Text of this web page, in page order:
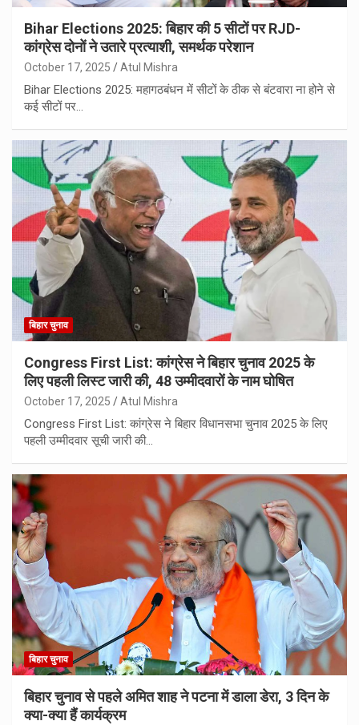
Bihar Elections 2025: बिहार की 5 सीटों पर RJD-
कांग्रेस दोनों ने उतारे प्रत्याशी, समर्थक परेशान
October 17, 2025 Atul Mishra
Bihar Elections 2025: महागठबंधन में सीटों के ठीक से बंटवारा ना होने से
कई सीटों पर…
बिहार चुनाव
Congress First List: कांग्रेस ने बिहार चुनाव 2025 के
लिए पहली लिस्ट जारी की, 48 उम्मीदवारों के नाम घोषित
October 17, 2025 Atul Mishra
Congress First List: कांग्रेस ने बिहार विधानसभा चुनाव 2025 के लिए
पहली उम्मीदवार सूची जारी की…
बिहार चुनाव
बिहार चुनाव से पहले अमित शाह ने पटना में डाला डेरा, 3 दिन के
क्या-क्या हैं कार्यक्रम